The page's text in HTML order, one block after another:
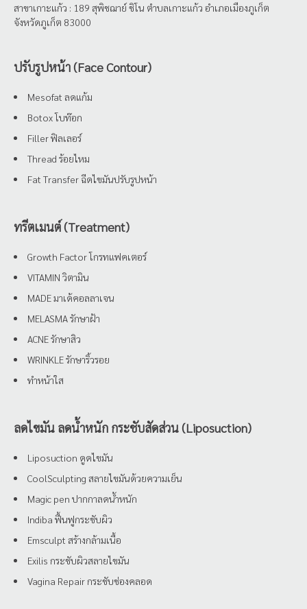
สาขาเกาะแก้ว : 189 สุพิชฌาย์ ชิโน ตำบลเกาะแก้ว อำเภอเมืองภูเก็ต
จังหวัดภูเก็ต 83000
ปรับรูปหน้า (Face Contour)
Mesofat ลดแก้ม
Botox โบท๊อก
Filler ฟิลเลอร์
Thread ร้อยไหม
Fat Transfer ฉีดไขมันปรับรูปหน้า
ทรีตเมนต์ (Treatment)
Growth Factor โกรทแฟคเตอร์
VITAMIN วิตามิน
MADE มาเด้คอลลาเจน
MELASMA รักษาฝ้า
ACNE รักษาสิว
WRINKLE รักษาริ้วรอย
ทำหน้าใส
ลดไขมัน ลดน้ำหนัก กระชับสัดส่วน (Liposuction)
Liposuction ดูดไขมัน
CoolSculpting สลายไขมันด้วยความเย็น
Magic pen ปากกาลดน้ำหนัก
Indiba ฟื้นฟูกระชับผิว
Emsculpt สร้างกล้ามเนื้อ
Exilis กระชับผิวสลายไขมัน
Vagina Repair กระชับช่องคลอด